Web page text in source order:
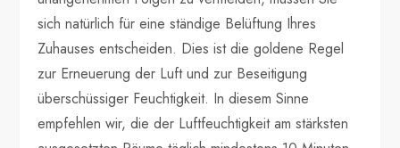
sich natürlich für eine ständige Belüftung Ihres
Zuhauses entscheiden. Dies ist die goldene Regel
zur Erneuerung der Luft und zur Beseitigung
überschüssiger Feuchtigkeit. In diesem Sinne
empfehlen wir, die der Luftfeuchtigkeit am stärksten